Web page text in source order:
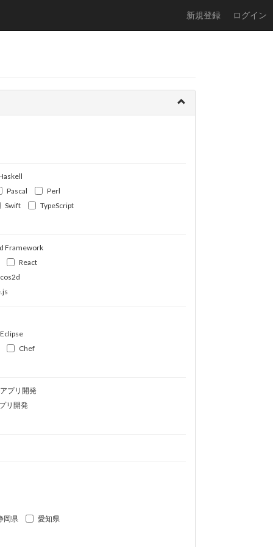
新規登録 ログイン
Pascal
Perl
Swift
TypeScript
Framework
React
Eclipse
Chef
プリ開発
リ開発
岡県
愛知県